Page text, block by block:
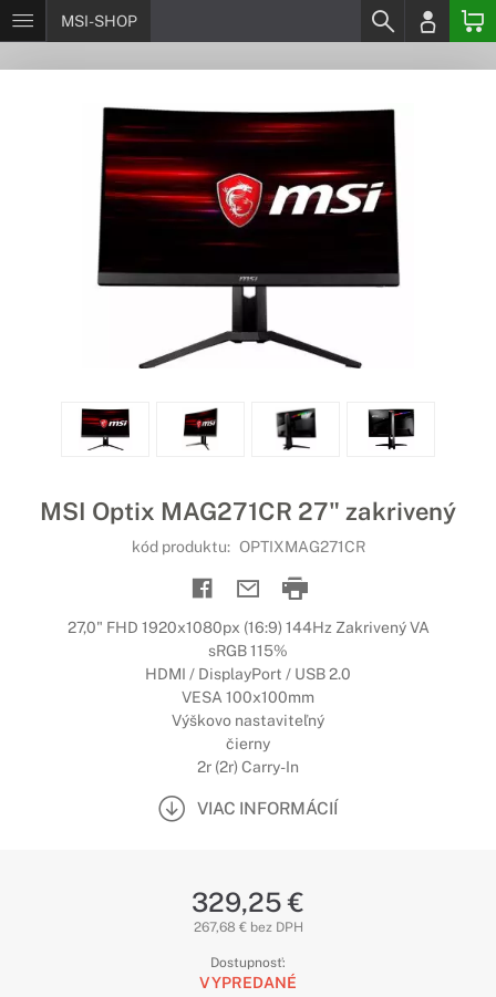
MSI-SHOP
MSI Optix MAG271CR 27" zakrivený
kód produktu: OPTIXMAG271CR
27,0" FHD 1920x1080px (16:9) 144Hz Zakrivený VA
sRGB 115%
HDMI / DisplayPort / USB 2.0
VESA 100x100mm
Výškovo nastaviteľný
čierny
2r (2r) Carry-In
VIAC INFORMÁCIÍ
329,25 €
267,68 € bez DPH
Dostupnosť:
VYPREDANÉ